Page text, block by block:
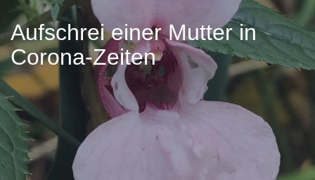
Aufschrei einer Mutter in
Corona-Zeiten